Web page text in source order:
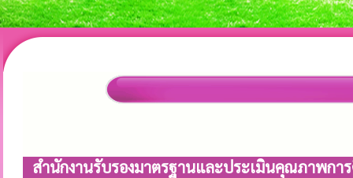
สำนักงานรับรองมาตรฐานและประเมินคุณภาพกา